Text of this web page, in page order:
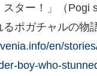
スター！」（Pogi
るポガチャルの物
en/
boy-who-